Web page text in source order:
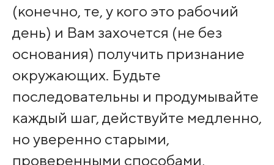
(конечно, те, у кого это рабочий
день) и Вам захочется (не без
основания) получить признание
окружающих. Будьте
последовательны и продумывайте
каждый шаг, действуйте медленно,
но уверенно старыми,
проверенными способами,